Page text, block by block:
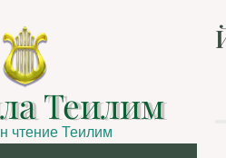
Теилим
чтение Теилим